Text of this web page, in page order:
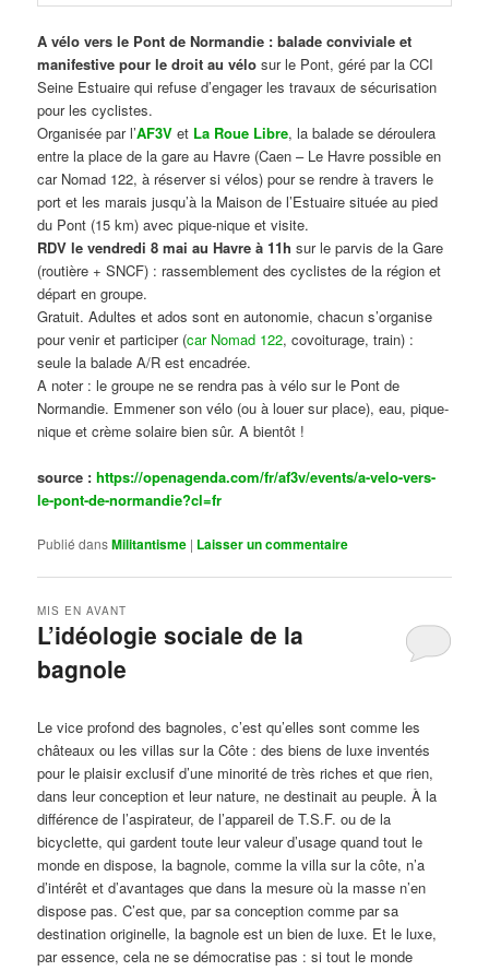
A vélo vers le Pont de Normandie : balade conviviale et
manifestive pour le droit au vélo sur le Pont, géré par la CCI
Seine Estuaire qui refuse d’engager les travaux de sécurisation
pour les cyclistes.
Organisée par l’AF3V et La Roue Libre, la balade se déroulera
entre la place de la gare au Havre (Caen – Le Havre possible en
car Nomad 122, à réserver si vélos) pour se rendre à travers le
port et les marais jusqu’à la Maison de l’Estuaire située au pied
du Pont (15 km) avec pique-nique et visite.
RDV le vendredi 8 mai au Havre à 11h sur le parvis de la Gare
(routière + SNCF) : rassemblement des cyclistes de la région et
départ en groupe.
Gratuit. Adultes et ados sont en autonomie, chacun s’organise
pour venir et participer (car Nomad 122, covoiturage, train) :
seule la balade A/R est encadrée.
A noter : le groupe ne se rendra pas à vélo sur le Pont de
Normandie. Emmener son vélo (ou à louer sur place), eau, pique-
nique et crème solaire bien sûr. A bientôt !
source :https://openagenda.com/fr/af3v/events/a-velo-vers-
le-pont-de-normandie?cl=fr
Publié dansMilitantisme | Laisser un commentaire
L’idéologie sociale de la
bagnole
MIS EN AVANT
Le vice profond des bagnoles, c’est qu’elles sont comme les
châteaux ou les villas sur la Côte : des biens de luxe inventés
pour le plaisir exclusif d’une minorité de très riches et que rien,
dans leur conception et leur nature, ne destinait au peuple. À la
différence de l’aspirateur, de l’appareil de T.S.F. ou de la
bicyclette, qui gardent toute leur valeur d’usage quand tout le
monde en dispose, la bagnole, comme la villa sur la côte, n’a
d’intérêt et d’avantages que dans la mesure où la masse n’en
dispose pas. C’est que, par sa conception comme par sa
destination originelle, la bagnole est un bien de luxe. Et le luxe,
par essence, cela ne se démocratise pas : si tout le monde